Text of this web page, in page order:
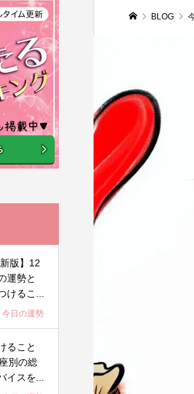
BLOG
版】12
運勢と
けるこ...
今日の運勢
ること
別の総
イスを...